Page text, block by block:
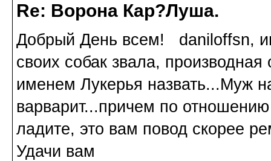
Re: Ворона Кар?Луша.
Добрый День всем! daniloffsn,
своих собак звала,
именем Лукерья назвать...Муж
варварит...причем по
ладите, это вам повод скорее
Удачи вам